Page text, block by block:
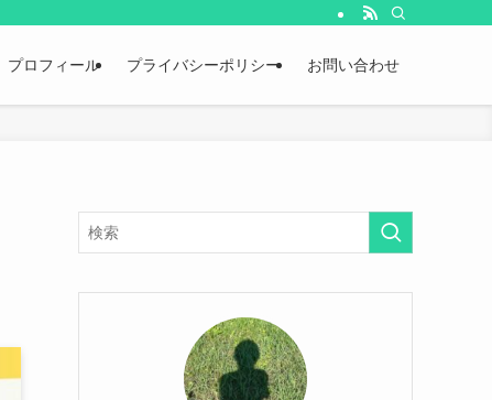
プロフィール プライバシーポリシー お問い合わせ